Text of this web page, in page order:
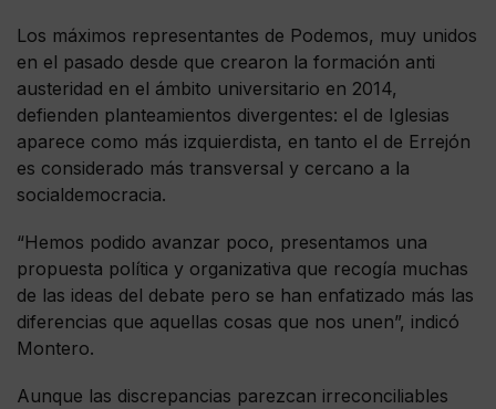
Los máximos representantes de Podemos, muy unidos
en el pasado desde que crearon la formación anti
austeridad en el ámbito universitario en 2014,
defienden planteamientos divergentes: el de Iglesias
aparece como más izquierdista, en tanto el de Errejón
es considerado más transversal y cercano a la
socialdemocracia.
“Hemos podido avanzar poco, presentamos una
propuesta política y organizativa que recogía muchas
de las ideas del debate pero se han enfatizado más las
diferencias que aquellas cosas que nos unen”, indicó
Montero.
Aunque las discrepancias parezcan irreconciliables